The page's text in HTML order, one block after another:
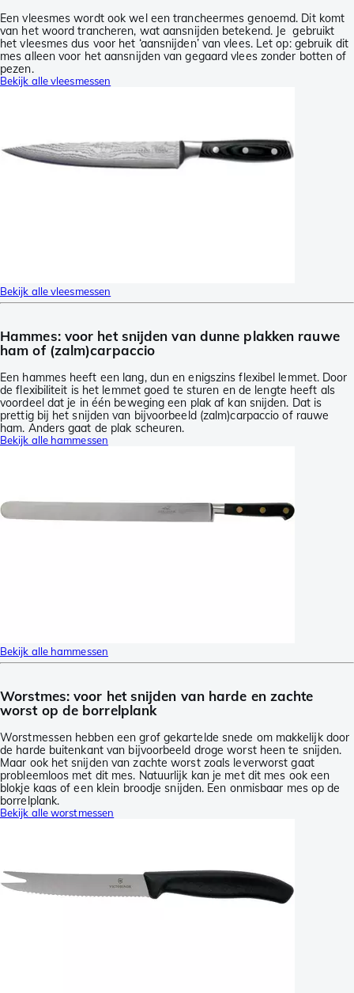
Een vleesmes wordt ook wel een trancheermes genoemd. Dit komt
van het woord trancheren, wat aansnijden betekend. Je gebruikt
het vleesmes dus voor het ‘aansnijden’ van vlees. Let op: gebruik dit
mes alleen voor het aansnijden van gegaard vlees zonder botten of
pezen.
Bekijk alle vleesmessen
Bekijk alle vleesmessen
Hammes: voor het snijden van dunne plakken rauwe
ham of (zalm)carpaccio
Een hammes heeft een lang, dun en enigszins flexibel lemmet. Door
de flexibiliteit is het lemmet goed te sturen en de lengte heeft als
voordeel dat je in één beweging een plak af kan snijden. Dat is
prettig bij het snijden van bijvoorbeeld (zalm)carpaccio of rauwe
ham. Anders gaat de plak scheuren.
Bekijk alle hammessen
Bekijk alle hammessen
Worstmes: voor het snijden van harde en zachte
worst op de borrelplank
Worstmessen hebben een grof gekartelde snede om makkelijk door
de harde buitenkant van bijvoorbeeld droge worst heen te snijden.
Maar ook het snijden van zachte worst zoals leverworst gaat
probleemloos met dit mes. Natuurlijk kan je met dit mes ook een
blokje kaas of een klein broodje snijden. Een onmisbaar mes op de
borrelplank.
Bekijk alle worstmessen